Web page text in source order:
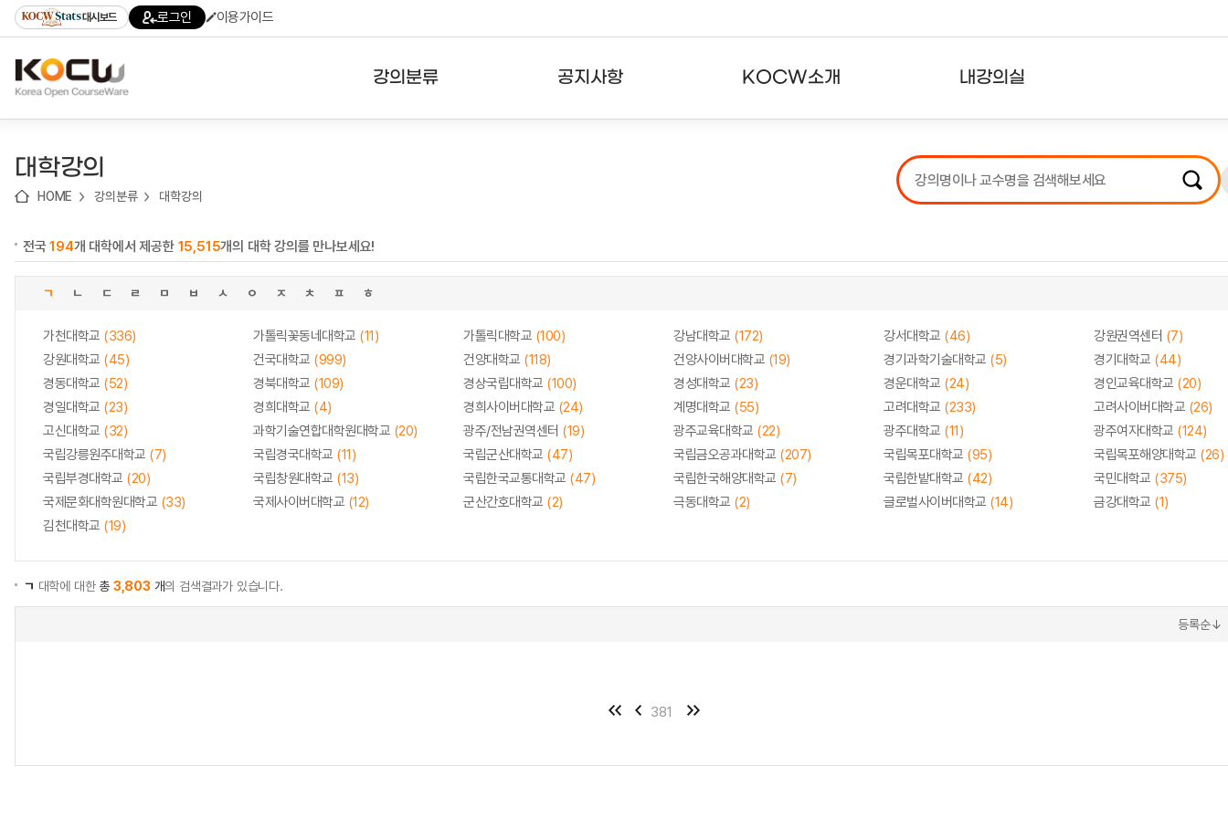
기
기
기
content)
가
대시보드 로그인 이용가이드
강의분류 공지사항 KOCW소개 내강의실
강의리스트
수강확인증강의
대학강의
HOME 강의분류 대학강의
전국194개 대학에서 제공한 15,515개의 대학 강의를 만나보세요!
ㄱ ㄴ ㄷ ㄹ ㅁ ㅂ ㅅ ㅇ ㅈ ㅊ ㅍ ㅎ
가천대학교 (336) 가톨릭꽃동네대학교 (11) 가톨릭대학교 (100) 강남대학교 (172) 강서대학교 (46) 강원권역센터 (7)
강원대학교 (45) 건국대학교 (999) 건양대학교 (118) 건양사이버대학교 (19) 경기과학기술대학교 (5) 경기대학교 (44)
경동대학교 (52) 경북대학교 (109) 경상국립대학교 (100) 경성대학교 (23) 경운대학교 (24) 경인교육대학교 (20)
경일대학교 (23) 경희대학교 (4) 경희사이버대학교 (24) 계명대학교 (55) 고려대학교 (233) 고려사이버대학교 (26)
고신대학교 (32) 과학기술연합대학원대학교 (20) 광주/전남권역센터 (19) 광주교육대학교 (22) 광주대학교 (11) 광주여자대학교 (124)
국립강릉원주대학교 (7) 국립경국대학교 (11) 국립군산대학교 (47) 국립금오공과대학교 (207) 국립목포대학교 (95) 국립목포해양대학교 (26)
국립부경대학교 (20) 국립창원대학교 (13) 국립한국교통대학교 (47) 국립한국해양대학교 (7) 국립한밭대학교 (42) 국민대학교 (375)
국제문화대학원대학교 (33) 국제사이버대학교 (12) 군산간호대학교 (2) 극동대학교 (2) 글로벌사이버대학교 (14) 금강대학교 (1)
김천대학교 (19)
ㄱ 대학에 대한총 3,803 개의 검색결과가 있습니다.
등록순↓
381